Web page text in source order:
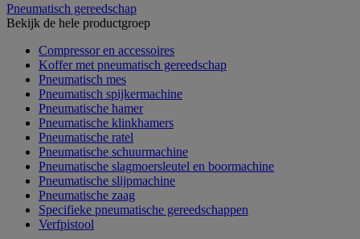
Pneumatisch gereedschap
Bekijk de hele productgroep
Compressor en accessoires
Koffer met pneumatisch gereedschap
Pneumatisch mes
Pneumatisch spijkermachine
Pneumatische hamer
Pneumatische klinkhamers
Pneumatische ratel
Pneumatische schuurmachine
Pneumatische slagmoersleutel en boormachine
Pneumatische slijpmachine
Pneumatische zaag
Specifieke pneumatische gereedschappen
Verfpistool